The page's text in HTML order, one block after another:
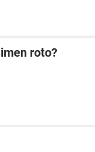
roto?